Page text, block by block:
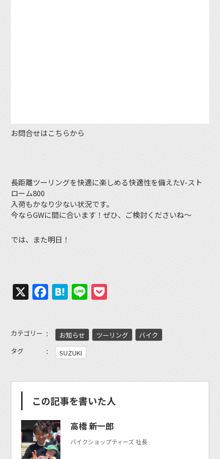
お問合せはこちらから
長距離ツーリングを快適に楽しめる快適性を備えたV-スト
ローム800
入荷もかなり少ない状況です。
今ならGWに間に合います！ぜひ、ご検討くださいね〜
では、また明日！
X Facebook
Hatena
Line
カテゴリー お知らせ ツーリング
バイク
タグ
SUZUKI
この記事を書いた人
高橋 新一郎
バイクショップティーズ 社長